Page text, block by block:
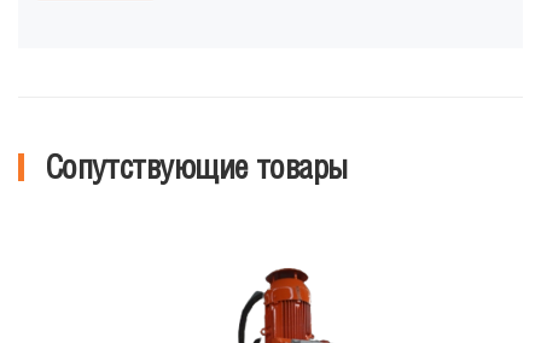
Сопутствующие товары